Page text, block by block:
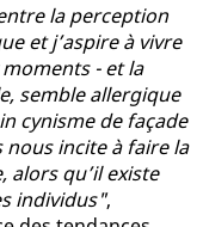
la perception
et j’aspire à vivre
- et la
semble allergique
cynisme de façade
nous incite à faire la
alors qu’il existe
individus",